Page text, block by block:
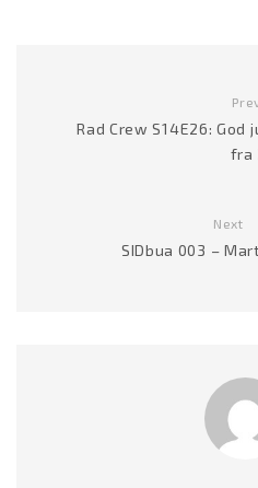
Rad Crew S14E26:
fra
Next
SIDbua 003 –